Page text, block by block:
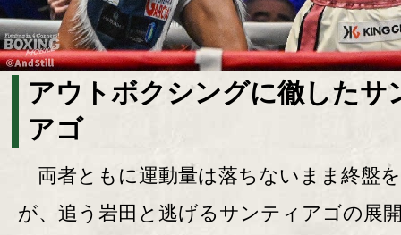
アウトボクシングに徹したサ
アゴ
両者ともに運動量は落ちないまま終盤
が、追う岩田と逃げるサンティアゴの展